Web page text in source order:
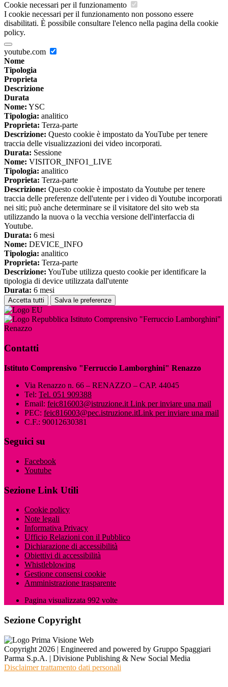
Cookie necessari per il funzionamento
I cookie necessari per il funzionamento non possono essere
disabilitati. È possibile consultare l'elenco nella pagina della cookie
policy.
youtube.com
Nome
Tipologia
Proprieta
Descrizione
Durata
Nome: YSC
Tipologia: analitico
Proprieta: Terza-parte
Descrizione: Questo cookie è impostato da YouTube per tenere
traccia delle visualizzazioni dei video incorporati.
Durata: Sessione
Nome: VISITOR_INFO1_LIVE
Tipologia: analitico
Proprieta: Terza-parte
Descrizione: Questo cookie è impostato da Youtube per tenere
traccia delle preferenze dell'utente per i video di Youtube incorporati
nei siti; può anche determinare se il visitatore del sito web sta
utilizzando la nuova o la vecchia versione dell'interfaccia di
Youtube.
Durata: 6 mesi
Nome: DEVICE_INFO
Tipologia: analitico
Proprieta: Terza-parte
Descrizione: YouTube utilizza questo cookie per identificare la
tipologia di device utilizzata dall'utente
Durata: 6 mesi
Accetta tutti Salva le preferenze
Istituto Comprensivo "Ferruccio Lamborghini"
Renazzo
Contatti
Istituto Comprensivo "Ferruccio Lamborghini" Renazzo
Via Renazzo n. 66 – RENAZZO – CAP. 44045
Tel: Tel. 051 909388
Email: feic816003@istruzione.it Link per inviare una mail
PEC: feic816003@pec.istruzione.itLink per inviare una mail
C.F.: 90012630381
Seguici su
Facebook
Youtube
Sezione Link Utili
Cookie policy
Note legali
Informativa Privacy
Ufficio Relazioni con il Pubblico
Dichiarazione di accessibilità
Obiettivi di accessibilità
Whistleblowing
Gestione consensi cookie
Amministrazione trasparente
Pagina visualizzata 992 volte
Sezione Copyright
Copyright 2026 | Engineered and powered by Gruppo Spaggiari
Parma S.p.A. | Divisione Publishing & New Social Media
Disclaimer trattamento dati personali